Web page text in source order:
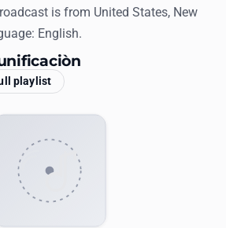
is from United States, New
English.
playlist